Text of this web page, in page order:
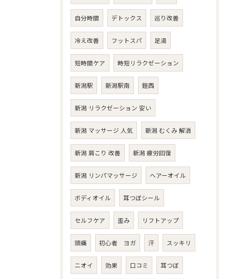
自分時間 デトックス 巡り改善
冷え改善 フットスパ 足湯
短時間ケア 時短リラクゼーション
新潟駅 新潟駅南 鎧西
新潟 リラクゼーション 安い
新潟 マッサージ 人気 新潟 むくみ 解消
新潟 肩こり 改善 新潟 疲労回復
新潟 リンパマッサージ ヘアーオイル
ボディオイル 耳つぼシール
セルフケア 歪み リフトアップ
頭痛 初心者 ヨガ 汗 スッキリ
ニオイ 効果 口コミ 耳つぼ